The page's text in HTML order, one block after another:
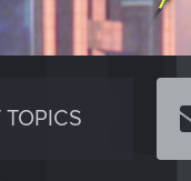
TOPICS